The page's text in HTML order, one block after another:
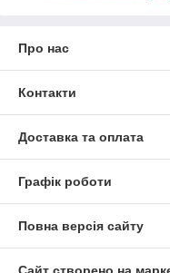
Про нас
Контакти
Доставка та оплата
Графік роботи
Повна версія сайту